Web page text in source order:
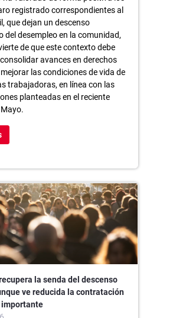
registrado correspondientes al
que dejan un descenso
del desempleo en la comunidad,
de que este contexto debe
avances en derechos
las condiciones de vida de
trabajadoras, en línea con las
planteadas en el reciente
la senda del descenso
ve reducida la contratación
importante